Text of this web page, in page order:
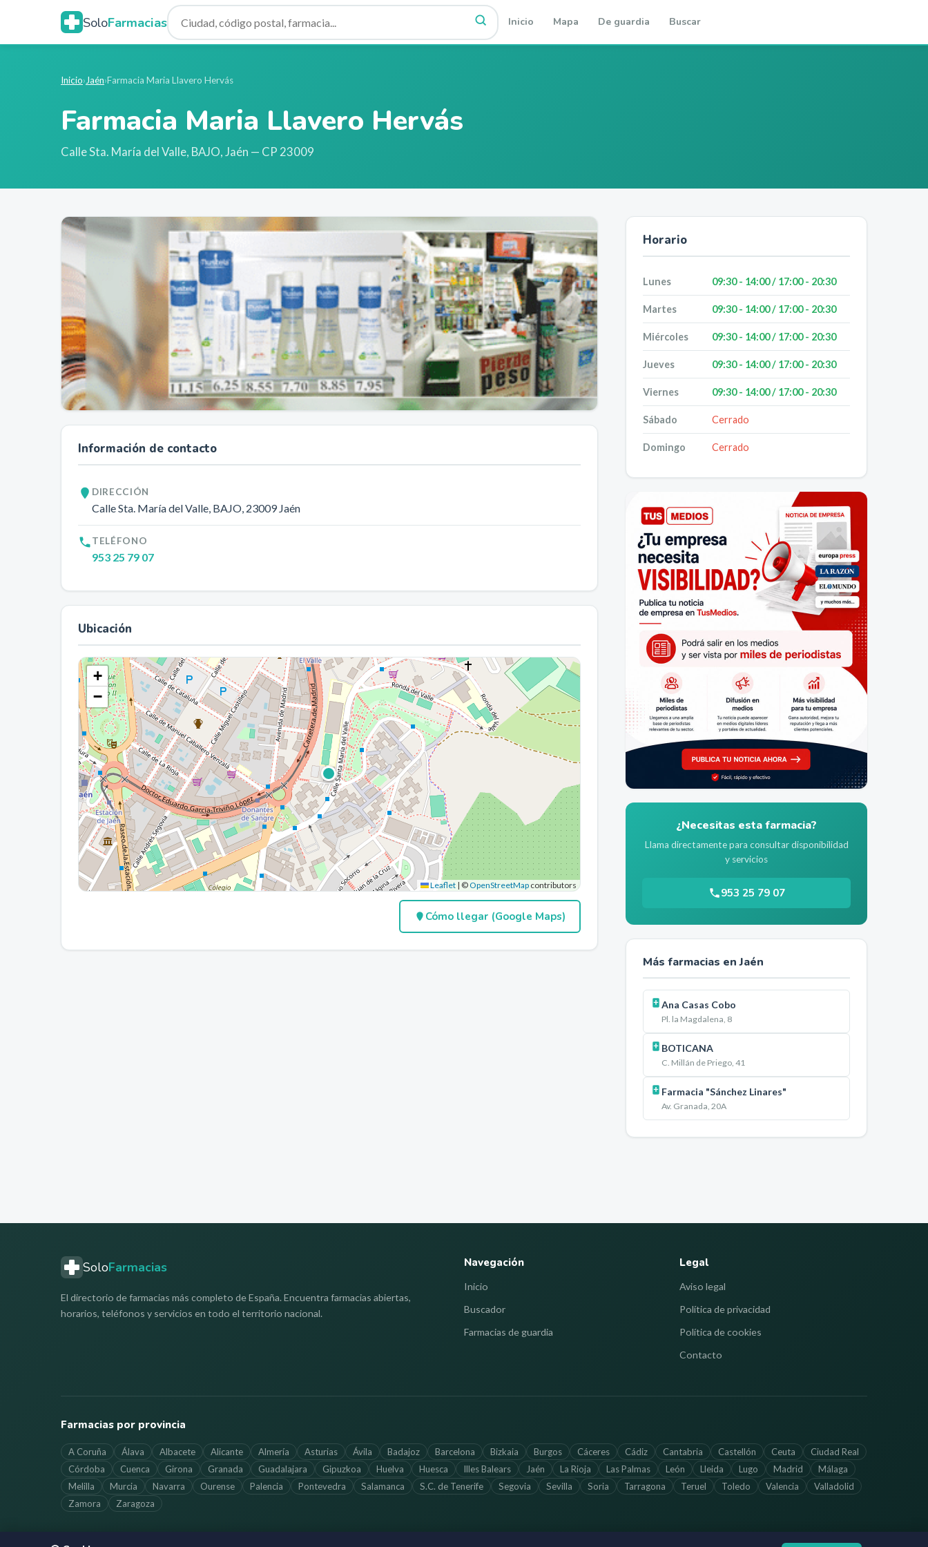
SoloFarmacias Inicio Mapa De guardia Buscar
Inicio› Jaén›Farmacia Maria Llavero Hervás
Farmacia Maria Llavero Hervás
Calle Sta. María del Valle, BAJO,Jaén — CP 23009
Información de contacto
DIRECCIÓN
Calle Sta. María del Valle, BAJO, 23009 Jaén
TELÉFONO
953 25 79 07
Ubicación
+
−
Leaflet | ©OpenStreetMap contributors
Cómo llegar (Google Maps)
Horario
Lunes 09:30 - 14:00 / 17:00 - 20:30
Martes 09:30 - 14:00 / 17:00 - 20:30
Miércoles 09:30 - 14:00 / 17:00 - 20:30
Jueves 09:30 - 14:00 / 17:00 - 20:30
Viernes 09:30 - 14:00 / 17:00 - 20:30
Sábado Cerrado
Domingo Cerrado
¿Necesitas esta farmacia?
Llama directamente para consultar disponibilidad
y servicios
953 25 79 07
Más farmacias enJaén
Ana Casas Cobo
Pl. la Magdalena, 8
BOTICANA
C. Millán de Priego, 41
Farmacia "Sánchez Linares"
Av. Granada, 20A
SoloFarmacias
El directorio de farmacias más completo de España. Encuentra farmacias abiertas,
horarios, teléfonos y servicios en todo el territorio nacional.
Navegación
Inicio
Buscador
Farmacias de guardia
Legal
Aviso legal
Política de privacidad
Política de cookies
Contacto
Farmacias por provincia
A Coruña Álava Albacete Alicante Almería Asturias Ávila Badajoz Barcelona Bizkaia Burgos Cáceres Cádiz Cantabria Castellón Ceuta
Ciudad Real
Córdoba
Cuenca Girona Granada Guadalajara Gipuzkoa Huelva Huesca Illes Balears Jaén La Rioja Las Palmas León Lleida Lugo Madrid
Málaga
Melilla
Murcia Navarra Ourense Palencia Pontevedra Salamanca S.C. de Tenerife Segovia Sevilla Soria Tarragona Teruel Toledo Valencia
Valladolid
Zamora
Zaragoza